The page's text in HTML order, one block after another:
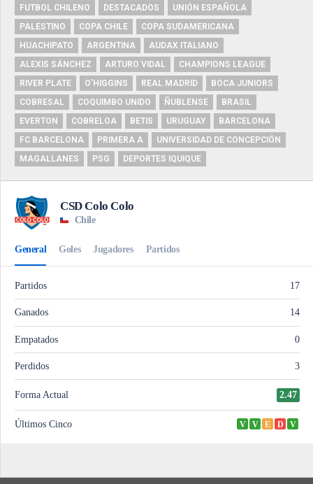
FUTBOL CHILENO
DESTACADOS
UNIÓN ESPAÑOLA
PALESTINO
COPA CHILE
COPA SUDAMERICANA
HUACHIPATO
ARGENTINA
AUDAX ITALIANO
ALEXIS SÁNCHEZ
ARTURO VIDAL
CHAMPIONS LEAGUE
RIVER PLATE
O'HIGGINS REAL MADRID
BOCA JUNIORS
COBRESAL
COQUIMBO UNIDO ÑUBLENSE
BRASIL
EVERTON
COBRELOA BETIS URUGUAY
BARCELONA
FC BARCELONA
PRIMERA A
UNIVERSIDAD DE CONCEPCIÓN
MAGALLANES
PSG DEPORTES IQUIQUE